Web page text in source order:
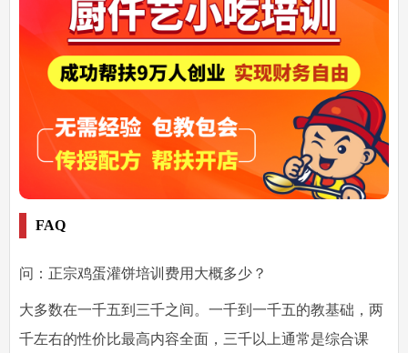
FAQ
问：正宗鸡蛋灌饼培训费用大概多少？
大多数在一千五到三千之间。一千到一千五的教基础，两
千左右的性价比最高内容全面，三千以上通常是综合课